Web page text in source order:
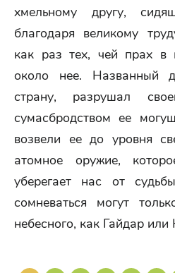
хмельному другу,
благодаря великому
как раз тех, чей прах в
около нее. Названный
страну, разрушал
сумасбродством ее
возвели ее до уровня
атомное оружие,
уберегает нас от
сомневаться могут
небесного, как Гайдар